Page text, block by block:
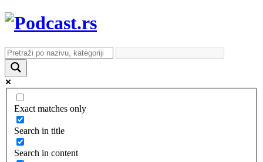
Exact matches only
Search in title
Search in content